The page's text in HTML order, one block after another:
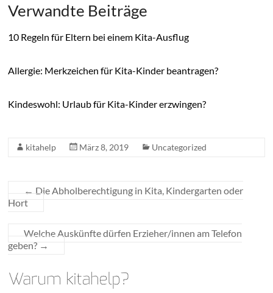
Verwandte Beiträge
10 Regeln für Eltern bei einem Kita-Ausflug
Allergie: Merkzeichen für Kita-Kinder beantragen?
Kindeswohl: Urlaub für Kita-Kinder erzwingen?
kitahelp März 8, 2019 Uncategorized
← Die Abholberechtigung in Kita, Kindergarten oder
Hort
Welche Auskünfte dürfen Erzieher/innen am Telefon
geben? →